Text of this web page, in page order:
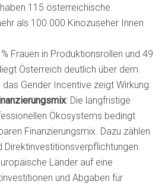
115 österreichische
als 100.000 Kinozuseher Innen
Frauen in Produktionsrollen und 49
Österreich deutlich über dem
Gender Incentive zeigt Wirkung.
: Die langfristige
Ökosystems bedingt
Finanzierungsmix. Dazu zählen
Länder auf eine
und Abgaben für